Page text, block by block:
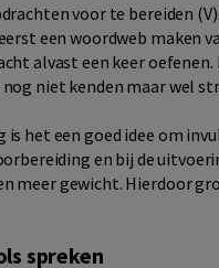
voor te bereiden
een woordweb maken
alvast een keer
niet kenden maar wel
is het een goed idee om
en bij de
meer gewicht. Hierdoor
spreken